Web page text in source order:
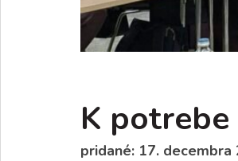
K
pridané: 17. decembra